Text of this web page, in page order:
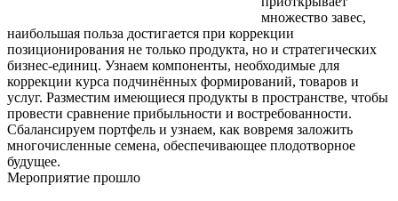
множество завес,
наибольшая польза достигается при коррекции
позиционирования не только продукта, но и стратегических
бизнес-единиц. Узнаем компоненты, необходимые для
коррекции курса подчинённых формирований, товаров и
услуг. Разместим имеющиеся продукты в пространстве, чтобы
провести сравнение прибыльности и востребованности.
Сбалансируем портфель и узнаем, как вовремя заложить
многочисленные семена, обеспечивающее плодотворное
будущее.
Мероприятие прошло